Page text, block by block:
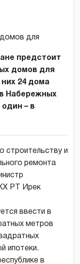
предстоит
домов для
24 дома
Набережных
– в
строительству и
ремонта
РТ Ирек
ввести в
метров
ипотеки.
в